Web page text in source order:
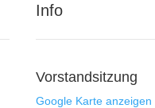
Info
Vorstandsitzung
Google Karte anzeigen